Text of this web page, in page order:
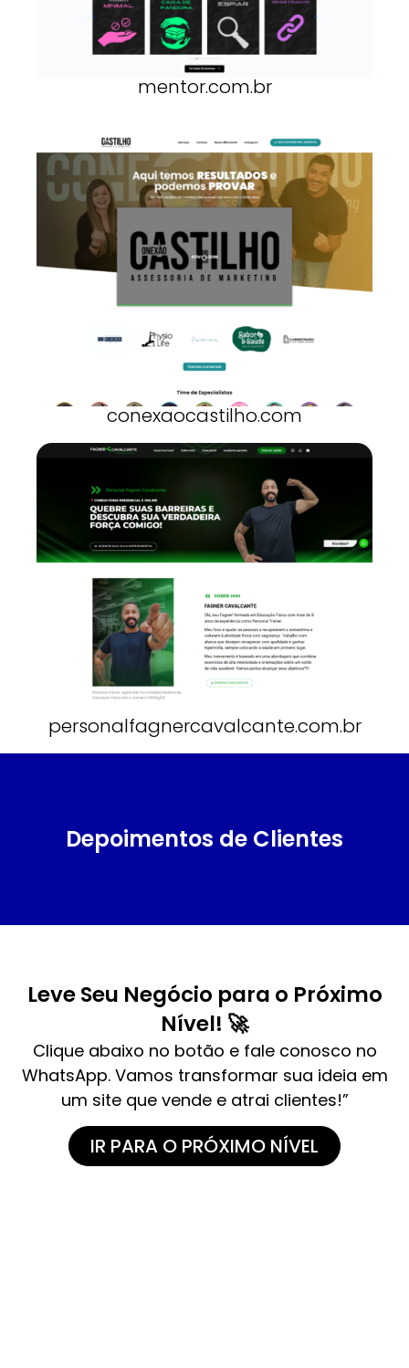
mentor.com.br
conexaocastilho.com
personalfagnercavalcante.com.br
Depoimentos de Clientes
Leve Seu Negócio para o Próximo
Nível! 🚀
Clique abaixo no botão e fale conosco no
WhatsApp. Vamos transformar sua ideia em
um site que vende e atrai clientes!”
IR PARA O PRÓXIMO NÍVEL